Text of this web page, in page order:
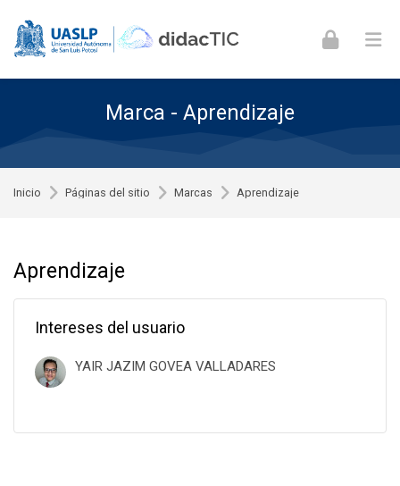
Marca - Aprendizaje
Inicio Páginas del sitio Marcas Aprendizaje
Aprendizaje
Intereses del usuario
YAIR JAZIM GOVEA VALLADARES